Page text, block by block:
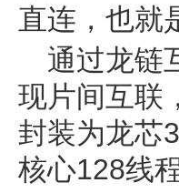
直连，也就
通过龙链
现片间互联
封装为龙芯
核心128线程